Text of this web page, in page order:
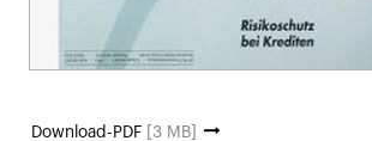
Download-PDF [3 MB]